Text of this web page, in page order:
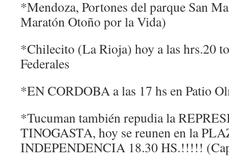
*Mendoza, Portones del parque San
Maratón Otoño por la Vida)
*Chilecito (La Rioja) hoy a las hrs.20
Federales
*EN CORDOBA a las 17 hs en Patio
*Tucuman también repudia la
TINOGASTA, hoy se reunen en la
INDEPENDENCIA 18.30 HS.!!!!!